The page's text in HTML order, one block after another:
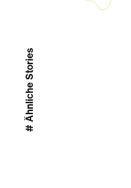
# Ähnliche Stories